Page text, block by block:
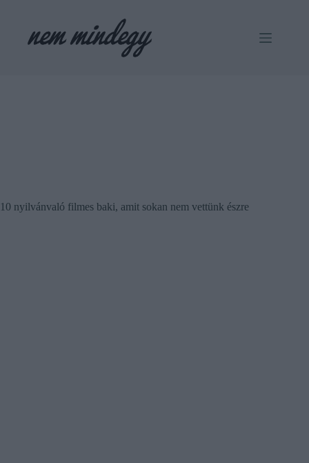
10 nyilvánvaló filmes baki, amit sokan nem vettünk észre